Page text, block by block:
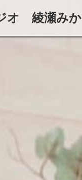
オ 綾瀬みか